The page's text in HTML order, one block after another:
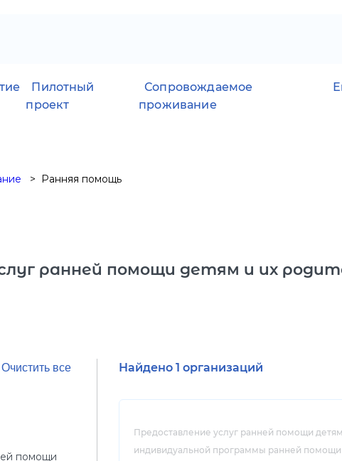
Пилотный
проект
Сопровождаемое
проживание
Ранняя помощь
ранней помощи детям и их
помощи
Найдено 1 организаций
Предоставление услуг ранней помощи
индивидуальной программы ранней помощи